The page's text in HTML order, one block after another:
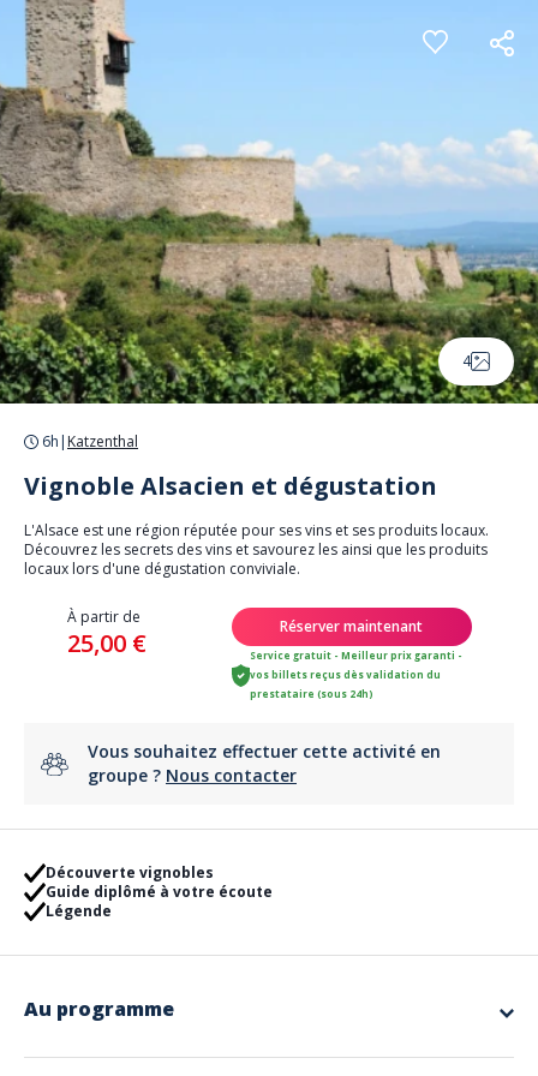
Panneau de gestion des cookies
4
6h | Katzenthal
Vignoble Alsacien et dégustation
L'Alsace est une région réputée pour ses vins et ses produits locaux.
Découvrez les secrets des vins et savourez les ainsi que les produits
locaux lors d'une dégustation conviviale.
À partir de
25,00 €
Réserver maintenant
Service gratuit - Meilleur prix garanti -
vos billets reçus dès validation du
prestataire (sous 24h)
Vous souhaitez effectuer cette activité en
groupe ? Nous contacter
Découverte vignobles
Guide diplômé à votre écoute
Légende
Au programme